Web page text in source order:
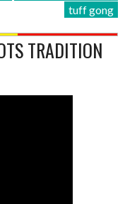
tuff gong
TRADITION